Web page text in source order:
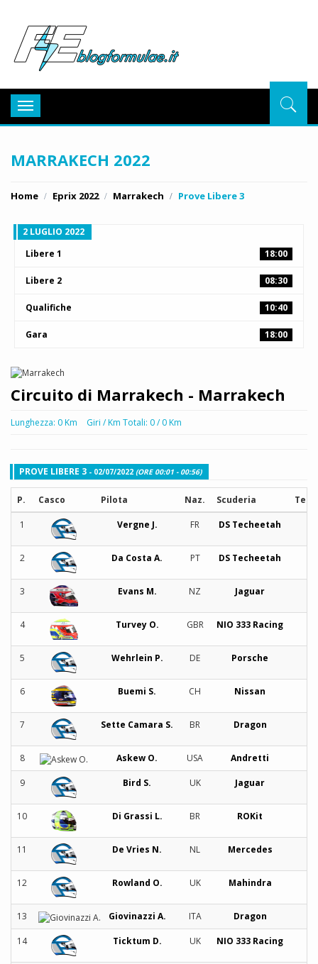
Toggle
navigation
MARRAKECH 2022
Home Eprix 2022 Marrakech Prove Libere 3
2 LUGLIO 2022
Libere 1
18:00
Libere 2 08:30
Qualifiche 10:40
Gara 18:00
Circuito di Marrakech - Marrakech
Lunghezza: 0 Km Giri / Km Totali: 0 / 0 Km
PROVE LIBERE 3 - 02/07/2022 (ORE 00:01 - 00:56)
P. Casco Pilota Naz. Scuderia
1 Vergne J. FR DS Techeetah
2 Da Costa A. PT DS Techeetah
3 Evans M. NZ Jaguar
4 Turvey O. GBR NIO 333 Racing
5 Wehrlein P. DE Porsche
6 Buemi S. CH Nissan
7 Sette Camara S. BR Dragon
8 Askew O. USA Andretti
9 Bird S. UK Jaguar
10 Di Grassi L. BR ROKit
11 De Vries N. NL Mercedes
12 Rowland O. UK Mahindra
13 Giovinazzi A. ITA Dragon
14 Ticktum D. UK NIO 333 Racing